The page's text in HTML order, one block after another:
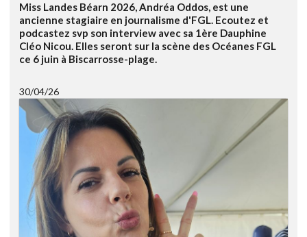
Miss Landes Béarn 2026, Andréa Oddos, est une
ancienne stagiaire en journalisme d'FGL. Ecoutez et
podcastez svp son interview avec sa 1ère Dauphine
Cléo Nicou. Elles seront sur la scène des Océanes FGL
ce 6 juin à Biscarrosse-plage.
30/04/26